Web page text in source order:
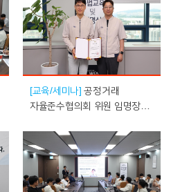
[교육/세미나] 공정거래
자율준수협의회 위원 임명장